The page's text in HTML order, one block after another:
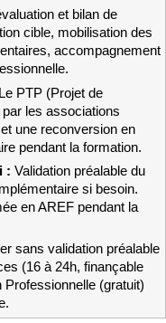
et bilan de
cible, mobilisation des
accompagnement
Le PTP (Projet de
les associations
une reconversion en
pendant la formation.
: Validation préalable du
si besoin.
en AREF pendant la
sans validation préalable
(16 à 24h, finançable
(gratuit)